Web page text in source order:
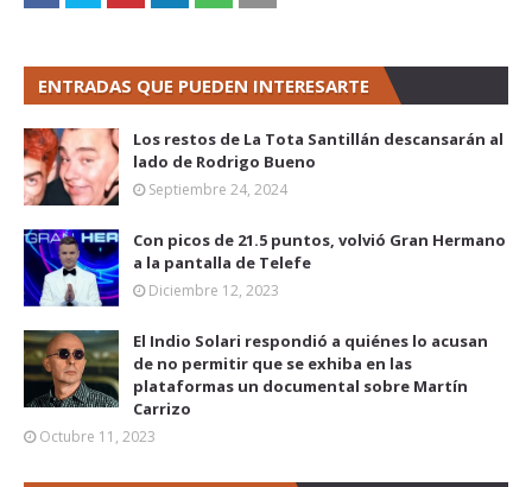
ENTRADAS QUE PUEDEN INTERESARTE
Los restos de La Tota Santillán descansarán al
lado de Rodrigo Bueno
Septiembre 24, 2024
Con picos de 21.5 puntos, volvió Gran Hermano
a la pantalla de Telefe
Diciembre 12, 2023
El Indio Solari respondió a quiénes lo acusan
de no permitir que se exhiba en las
plataformas un documental sobre Martín
Carrizo
Octubre 11, 2023